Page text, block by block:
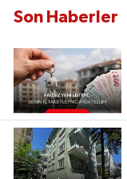
Son Haberler